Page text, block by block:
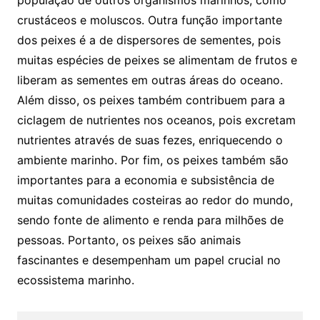
crustáceos e moluscos. Outra função importante
dos peixes é a de dispersores de sementes, pois
muitas espécies de peixes se alimentam de frutos e
liberam as sementes em outras áreas do oceano.
Além disso, os peixes também contribuem para a
ciclagem de nutrientes nos oceanos, pois excretam
nutrientes através de suas fezes, enriquecendo o
ambiente marinho. Por fim, os peixes também são
importantes para a economia e subsistência de
muitas comunidades costeiras ao redor do mundo,
sendo fonte de alimento e renda para milhões de
pessoas. Portanto, os peixes são animais
fascinantes e desempenham um papel crucial no
ecossistema marinho.